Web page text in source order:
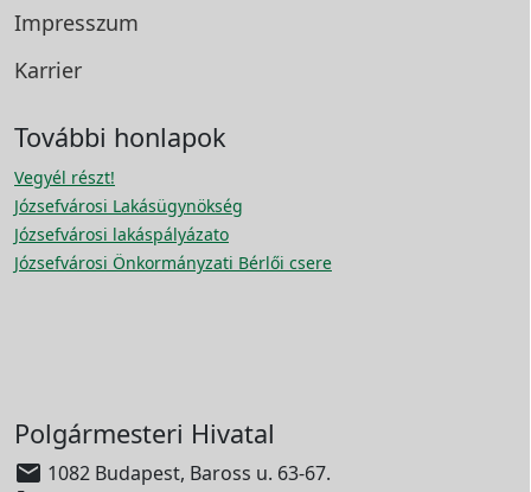
Impresszum
Karrier
További honlapok
Vegyél részt!
Józsefvárosi Lakásügynökség
Józsefvárosi lakáspályázato
Józsefvárosi Önkormányzati Bérlői csere
Polgármesteri Hivatal
 1082 Budapest, Baross u. 63-67.